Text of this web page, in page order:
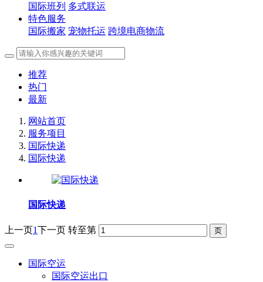
国际班列 多式联运
特色服务
国际搬家 宠物托运 跨境电商物流
推荐
热门
最新
网站首页
服务项目
国际快递
国际快递
国际快递
上一页1下一页 转至第
国际空运
国际空运出口